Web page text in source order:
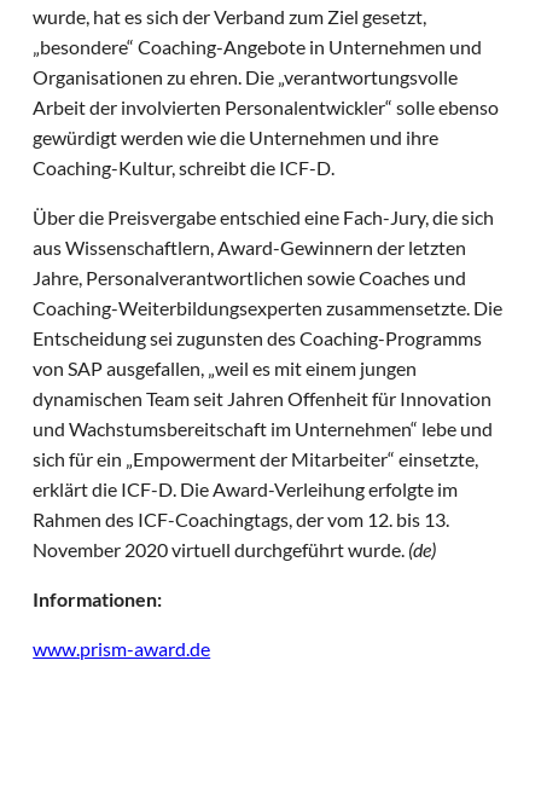
wurde, hat es sich der Verband zum Ziel gesetzt,
„besondere“ Coaching-Angebote in Unternehmen und
Organisationen zu ehren. Die „verantwortungsvolle
Arbeit der involvierten Personalentwickler“ solle ebenso
gewürdigt werden wie die Unternehmen und ihre
Coaching-Kultur, schreibt die ICF-D.
Über die Preisvergabe entschied eine Fach-Jury, die sich
aus Wissenschaftlern, Award-Gewinnern der letzten
Jahre, Personalverantwortlichen sowie Coaches und
Coaching-Weiterbildungsexperten zusammensetzte. Die
Entscheidung sei zugunsten des Coaching-Programms
von SAP ausgefallen, „weil es mit einem jungen
dynamischen Team seit Jahren Offenheit für Innovation
und Wachstumsbereitschaft im Unternehmen“ lebe und
sich für ein „Empowerment der Mitarbeiter“ einsetzte,
erklärt die ICF-D. Die Award-Verleihung erfolgte im
Rahmen des ICF-Coachingtags, der vom 12. bis 13.
November 2020 virtuell durchgeführt wurde. (de)
Informationen:
www.prism-award.de